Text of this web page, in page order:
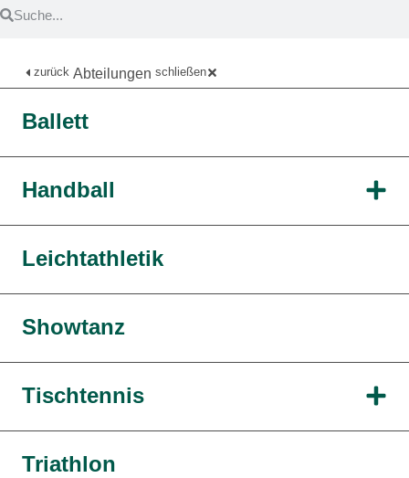
zurück Abteilungen schließen
Ballett
Handball
Leichtathletik
Showtanz
Tischtennis
Triathlon